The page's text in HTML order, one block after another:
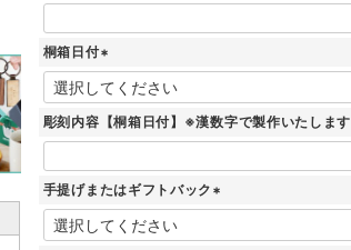
桐箱日付
(
必
須
彫刻内容【桐箱日付】※漢数字で製作いたします
手提げまたはギフトバック
(